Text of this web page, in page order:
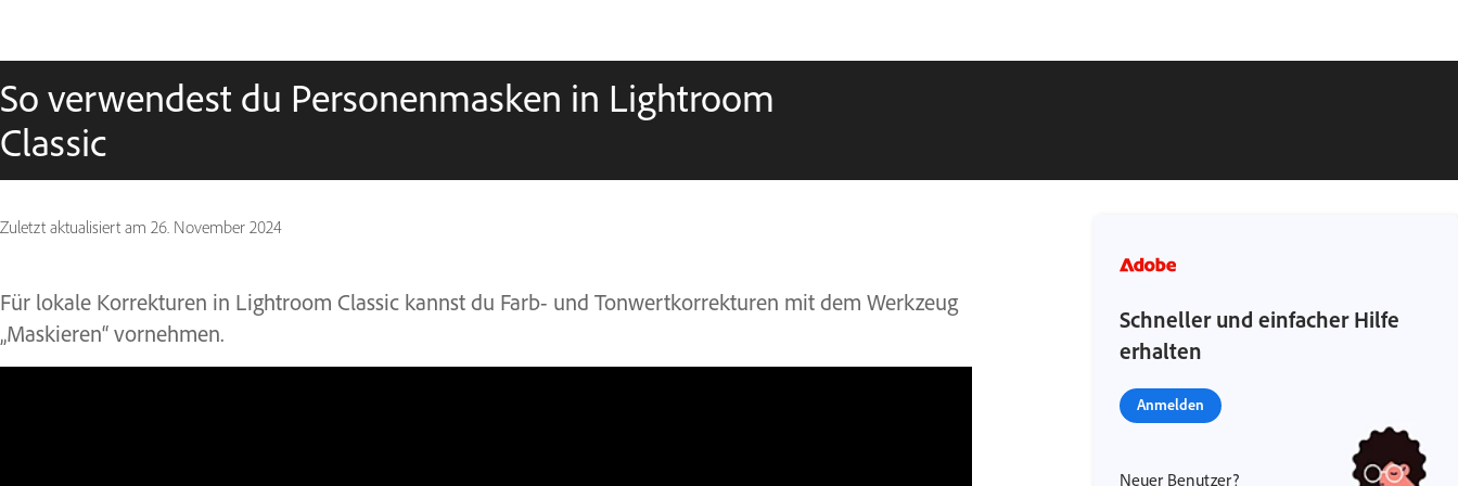
So verwendest du Personenmasken in Lightroom
Classic
Zuletzt aktualisiert am 26. November 2024
Für lokale Korrekturen in Lightroom Classic kannst du Farb- und Tonwertkorrekturen mit dem Werkzeug
„Maskieren“ vornehmen.
Schneller und einfacher Hilfe
erhalten
Anmelden
Neuer Benutzer?